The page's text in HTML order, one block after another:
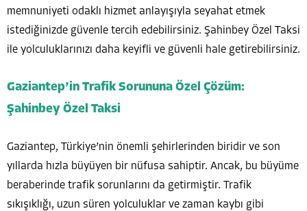
memnuniyeti odaklı hizmet anlayışıyla seyahat etmek
istediğinizde güvenle tercih edebilirsiniz. Şahinbey Özel Taksi
ile yolculuklarınızı daha keyifli ve güvenli hale getirebilirsiniz.
Gaziantep’in Trafik Sorununa Özel Çözüm:
Şahinbey Özel Taksi
Gaziantep, Türkiye’nin önemli şehirlerinden biridir ve son
yıllarda hızla büyüyen bir nüfusa sahiptir. Ancak, bu büyüme
beraberinde trafik sorunlarını da getirmiştir. Trafik
sıkışıklığı, uzun süren yolculuklar ve zaman kaybı gibi